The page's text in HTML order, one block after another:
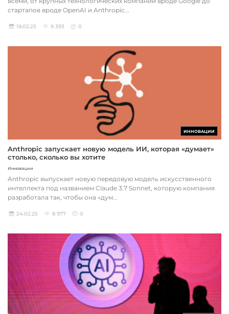
стартапов вроде OpenAI и Anthropic...
18.02.25 9 393 0
ИННОВАЦИИ
Anthropic запускает новую модель ИИ, которая «думает»
столько, сколько вы хотите
Инновации
Anthropic выпускает новую передовую модель искусственного
интеллекта под названием Claude 3.7 Sonnet, которую компания
разработала так, чтобы она «дум...
24.02.25 8 977 0